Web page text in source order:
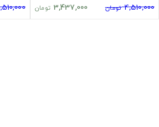
4,510,000 تومان 3,437,000 تومان